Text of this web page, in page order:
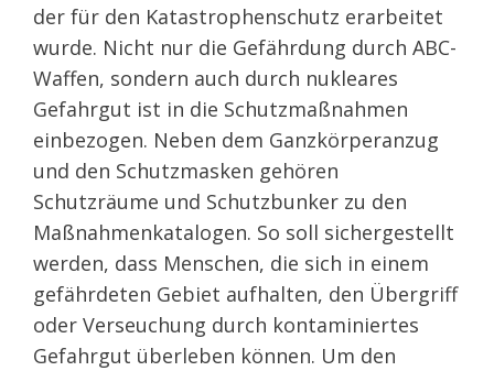
der für den Katastrophenschutz erarbeitet
wurde. Nicht nur die Gefährdung durch ABC-
Waffen, sondern auch durch nukleares
Gefahrgut ist in die Schutzmaßnahmen
einbezogen. Neben dem Ganzkörperanzug
und den Schutzmasken gehören
Schutzräume und Schutzbunker zu den
Maßnahmenkatalogen. So soll sichergestellt
werden, dass Menschen, die sich in einem
gefährdeten Gebiet aufhalten, den Übergriff
oder Verseuchung durch kontaminiertes
Gefahrgut überleben können. Um den